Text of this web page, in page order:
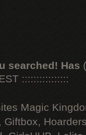
searched! Has
::::::::::::::::
Magic
Giftbox,